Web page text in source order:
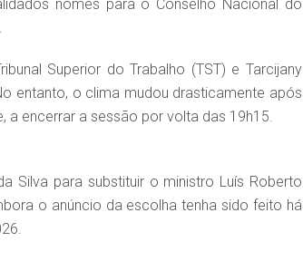
nomes para o Conselho Nacional do
Superior do Trabalho (TST) e Tarcijany
entanto, o clima mudou drasticamente após
a encerrar a sessão por volta das 19h15.
Silva para substituir o ministro Luís Roberto
o anúncio da escolha tenha sido feito há